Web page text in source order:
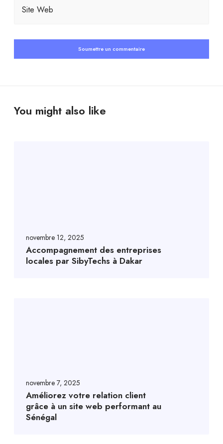
Site Web
You might also like
novembre 12, 2025
Accompagnement des entreprises
locales par SibyTechs à Dakar
novembre 7, 2025
Améliorez votre relation client
grâce à un site web performant au
Sénégal